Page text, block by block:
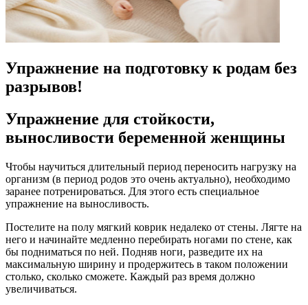
Упражнение на подготовку к родам без
разрывов!
Упражнение для стойкости,
выносливости беременной женщины
Чтобы научиться длительный период переносить нагрузку на
организм (в период родов это очень актуально), необходимо
заранее потренироваться. Для этого есть специальное
упражнение на выносливость.
Постелите на полу мягкий коврик недалеко от стены. Лягте на
него и начинайте медленно перебирать ногами по стене, как
бы подниматься по ней. Подняв ноги, разведите их на
максимальную ширину и продержитесь в таком положении
столько, сколько сможете. Каждый раз время должно
увеличиваться.